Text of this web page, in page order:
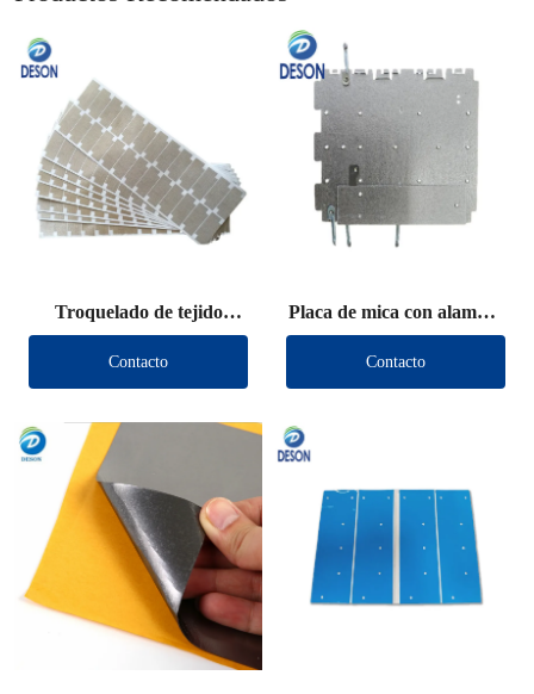
Troquelado de tejido
conductor de blindaje
Contacto
Placa de mica con alambre
de plomo
Contacto